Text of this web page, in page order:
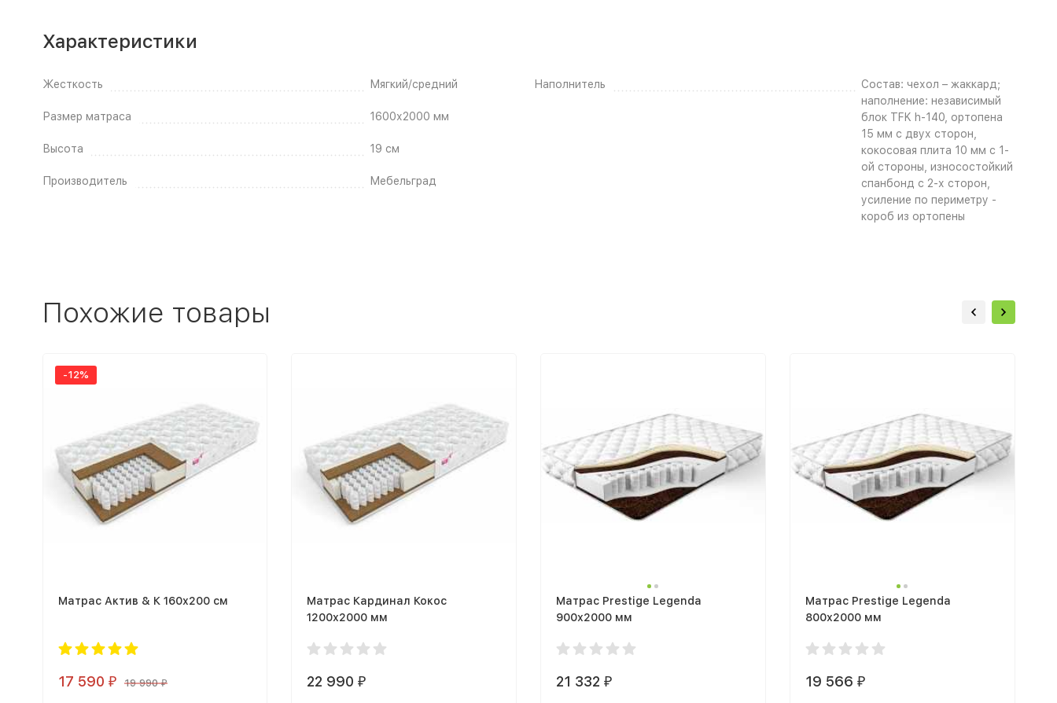
Характеристики
Жесткость Мягкий/средний
Размер матраса 1600х2000 мм
Высота 19 см
Производитель Мебельград
Наполнитель
Состав: чехол – жаккард;
наполнение: независимый
блок TFK h-140, ортопена
15 мм с двух сторон,
кокосовая плита 10 мм с 1-
ой стороны, износостойкий
спанбонд с 2-х сторон,
усиление по периметру -
короб из ортопены
Похожие товары
-12%
Матрас Актив & К 160х200 см
17 590 ₽ 19 990₽
Матрас Кардинал Кокос
1200х2000 мм
22 990₽
Матрас Prestige Legenda
900х2000 мм
21 332 ₽
Матрас Prestige Legenda
800х2000 мм
19 566 ₽